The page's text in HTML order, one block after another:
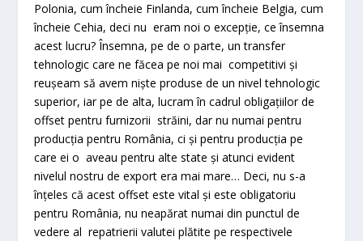
Polonia, cum încheie Finlanda, cum încheie Belgia, cum
încheie Cehia, deci nu eram noi o excepție, ce însemna
acest lucru? Însemna, pe de o parte, un transfer
tehnologic care ne făcea pe noi mai competitivi și
reușeam să avem niște produse de un nivel tehnologic
superior, iar pe de alta, lucram în cadrul obligațiilor de
offset pentru furnizorii străini, dar nu numai pentru
producția pentru România, ci și pentru producția pe
care ei o aveau pentru alte state și atunci evident
nivelul nostru de export era mai mare… Deci, nu s-a
înțeles că acest offset este vital și este obligatoriu
pentru România, nu neapărat numai din punctul de
vedere al repatrierii valutei plătite pe respectivele